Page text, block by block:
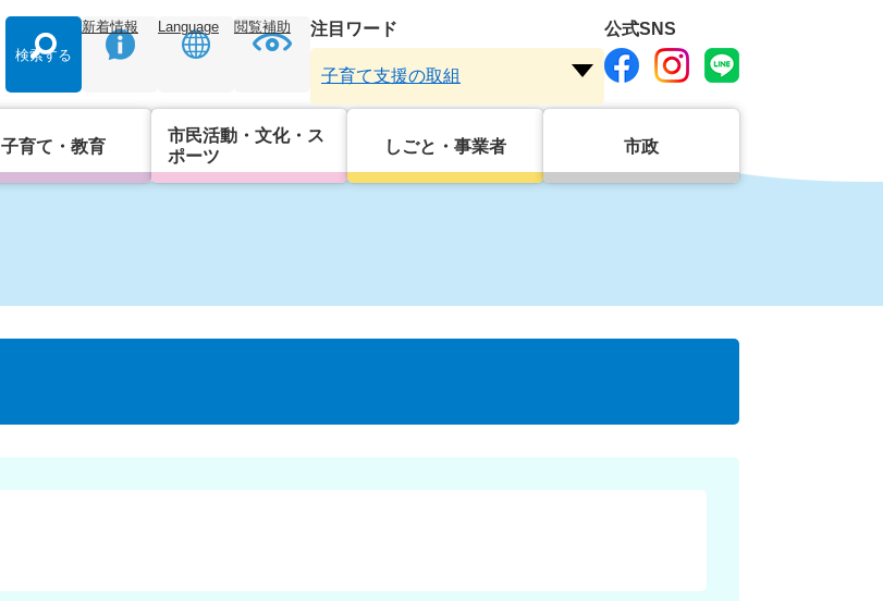
検索する
新着情報 Language 閲覧補助 注目ワード
ー
子育て支援の取組
公式SNS
子育て・教育
市民活動・文化・ス
ポーツ
しごと・事業者 市政